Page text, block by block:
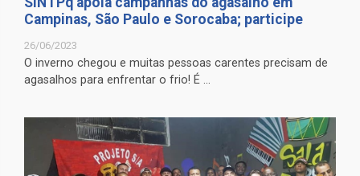
Campinas, São Paulo e Sorocaba; participe
26/06/2023
O inverno chegou e muitas pessoas carentes precisam de
agasalhos para enfrentar o frio! É ...